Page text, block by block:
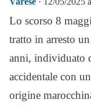
Lo scorso 8
tratto in arresto
anni, individuato
accidentale con
origine